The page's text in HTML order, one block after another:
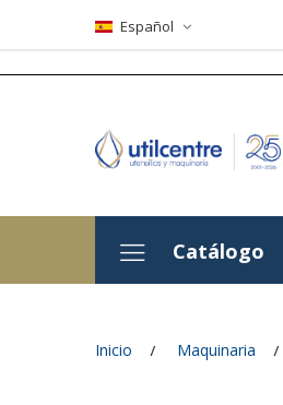
Español
Catálogo
Inicio Maquinaria